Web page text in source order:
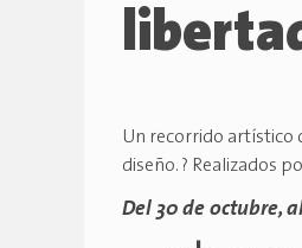
Un recorrido artístico
diseño. ? Realizados
Del 30 de octubre,